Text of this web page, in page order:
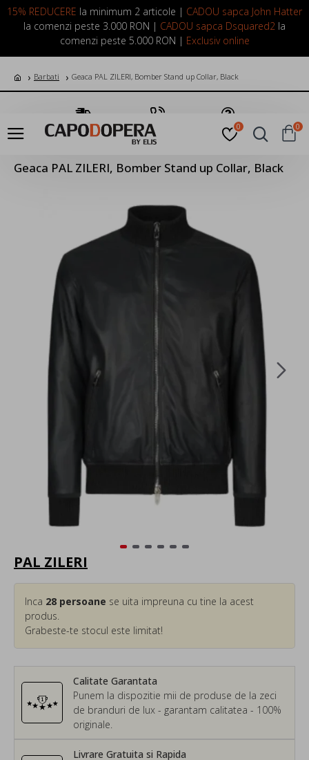
15% REDUCERE la minimum 2 articole | CADOU sapca John Hatter
la comenzi peste 3.000 RON | CADOU sapca Dsquared2 la
comenzi peste 5.000 RON | Exclusiv online
LOGIN INREGISTRARE
0 0
Barbati Geaca PAL ZILERI, Bomber Stand up Collar, Black
Transport Gratuit Suna Acum Pune o Intrebare
Geaca PAL ZILERI, Bomber Stand up Collar, Black
PAL ZILERI
Calitate Garantata
Punem la dispozitie mii de produse de la zeci
de branduri de lux - garantam calitatea - 100%
originale.
Inca 28 persoane se uita impreuna cu tine la acest
produs.
Grabeste-te stocul este limitat!
Livrare Gratuita si Rapida